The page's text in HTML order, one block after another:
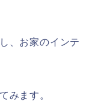
、お家のインテ
みます。